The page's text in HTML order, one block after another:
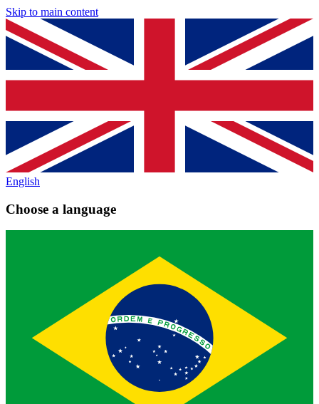
Skip to main content
English
Choose a language